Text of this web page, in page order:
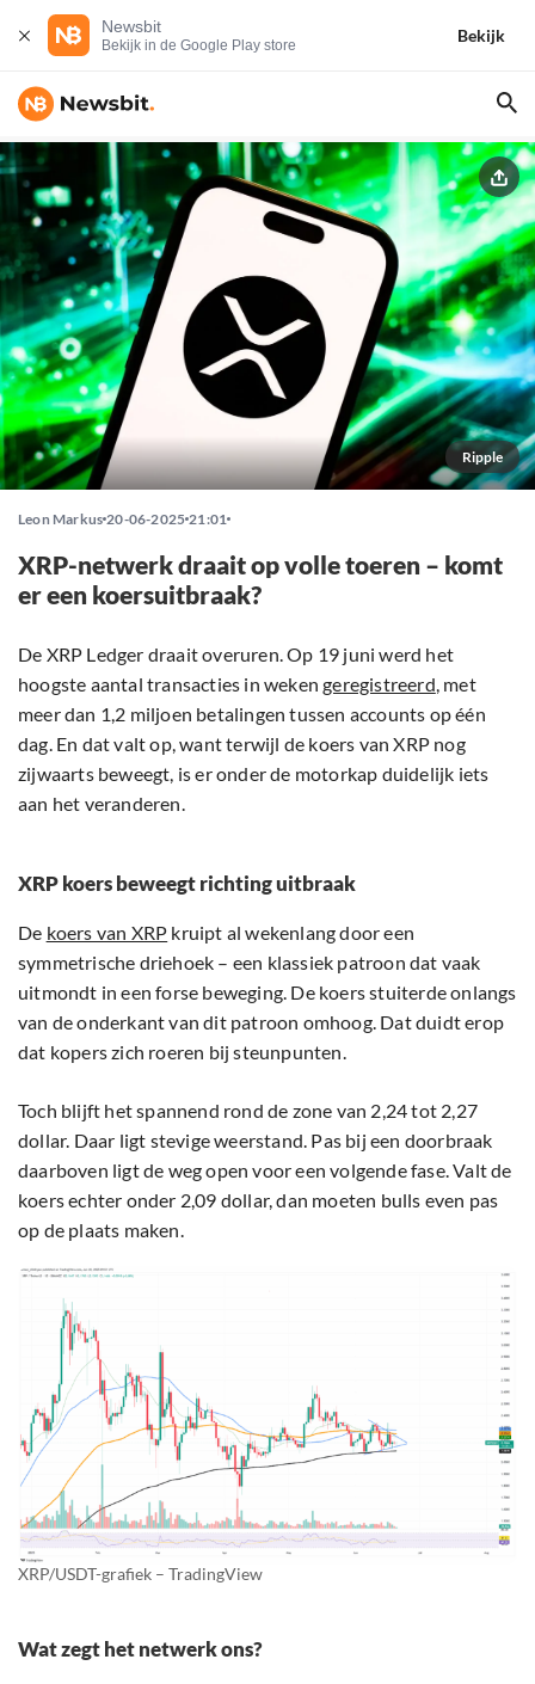
Newsbit
Bekijk in de Google Play store
Bekijk
Ripple
Leon Markus 20-06-2025 21:01
XRP-netwerk draait op volle toeren – komt
er een koersuitbraak?
De XRP Ledger draait overuren. Op 19 juni werd het
hoogste aantal transacties in wekengeregistreerd, met
meer dan 1,2 miljoen betalingen tussen accounts op één
dag. En dat valt op, want terwijl de koers van XRP nog
zijwaarts beweegt, is er onder de motorkap duidelijk iets
aan het veranderen.
XRP koers beweegt richting uitbraak
De koers van XRP kruipt al wekenlang door een
symmetrische driehoek – een klassiek patroon dat vaak
uitmondt in een forse beweging. De koers stuiterde onlangs
van de onderkant van dit patroon omhoog. Dat duidt erop
dat kopers zich roeren bij steunpunten.
Toch blijft het spannend rond de zone van 2,24 tot 2,27
dollar. Daar ligt stevige weerstand. Pas bij een doorbraak
daarboven ligt de weg open voor een volgende fase. Valt de
koers echter onder 2,09 dollar, dan moeten bulls even pas
op de plaats maken.
XRP/USDT-grafiek – TradingView
Wat zegt het netwerk ons?